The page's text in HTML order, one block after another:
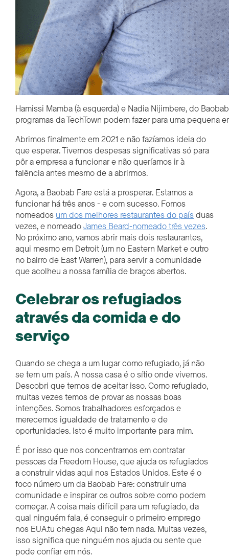
Hamissi Mamba (à esquerda) e Nadia Nijimbere, do
programas da TechTown podem fazer para uma pequena
Abrimos finalmente em 2021 e não fazíamos ideia do
que esperar. Tivemos despesas significativas só para
pôr a empresa a funcionar e não queríamos ir à
falência antes mesmo de a abrirmos.
Agora, a Baobab Fare está a prosperar. Estamos a
funcionar há três anos - e com sucesso. Fomos
nomeados um dos melhores restaurantes do paísduas
vezes, e nomeadoJames Beard-nomeado três vezes.
No próximo ano, vamos abrir mais dois restaurantes,
aqui mesmo em Detroit (um no Eastern Market e outro
no bairro de East Warren), para servir a comunidade
que acolheu a nossa família de braços abertos.
Celebrar os refugiados
através da comida e do
serviço
Quando se chega a um lugar como refugiado, já não
se tem um país. A nossa casa é o sítio onde vivemos.
Descobri que temos de aceitar isso. Como refugiado,
muitas vezes temos de provar as nossas boas
intenções. Somos trabalhadores esforçados e
merecemos igualdade de tratamento e de
oportunidades. Isto é muito importante para mim.
É por isso que nos concentramos em contratar
pessoas da Freedom House, que ajuda os refugiados
a construir vidas aqui nos Estados Unidos. Este é o
foco número um da Baobab Fare: construir uma
comunidade e inspirar os outros sobre como podem
começar. A coisa mais difícil para um refugiado, da
qual ninguém fala, é conseguir o primeiro emprego
nos EUA.tu chegasAqui não tem nada. Muitas vezes,
isso significa que ninguém nos ajuda ou sente que
pode confiar em nós.